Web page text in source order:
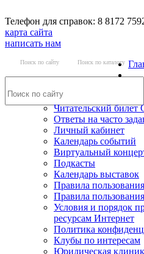
Телефон для справок: 8 8172
карта сайта
написать нам
Поиск по сайту Поиск по каталогу
Читательский
Ответы на часто
Личный кабинет
Календарь событий
Виртуальный
Подкасты
Календарь выставок
Правила
Правила
Условия и порядок
ресурсам Интернет
Политика
Клубы по интересам
Юридическая